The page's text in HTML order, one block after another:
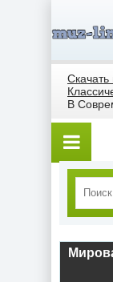
Скачать
В